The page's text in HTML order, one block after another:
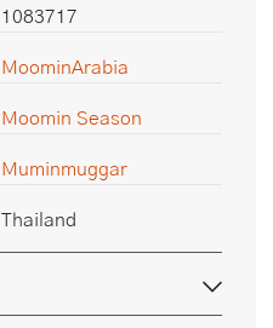
1083717
MoominArabia
Moomin Season
Muminmuggar
Thailand